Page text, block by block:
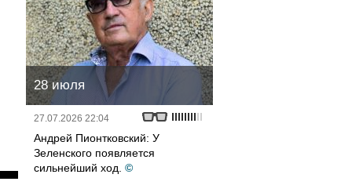
28 июля
27.07.2026 22:04
Андрей Пионтковский: У
Зеленского появляется
сильнейший ход. ©